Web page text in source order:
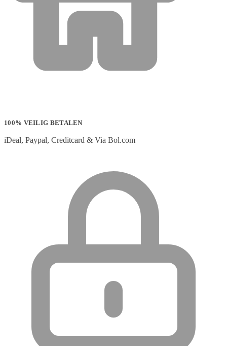
100% VEILIG BETALEN
iDeal, Paypal, Creditcard & Via Bol.com